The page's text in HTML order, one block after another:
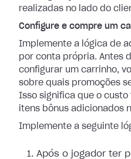
realizadas no lado do
Configure e compre um
Implemente a lógica de
por conta própria. Antes
configurar um carrinho,
sobre quais promoções
Isso significa que o
itens bônus adicionados
Implemente a seguinte
Após o jogador ter